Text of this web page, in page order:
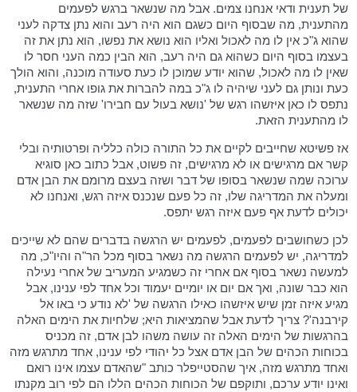
של תענית ודאי אנחנו צמים. אבל מה שנשאר ברגש לפעמים
מהתענית, מה שבסוף היום כשגם הוא היה רעב והוא נתן צדקה לעני
שהוא ג"כ אין לו מה לאכול ואליו הוא נושא את נפשו, הוא נתן את זה
בעצמו בסוף היום כשהוא גם היה רעב, הוא הבין כמה העני חסר לו
שאין לו מה לאכול, שהוא יודע שמוכן לו כעת סעודה מוכנה, והוא הולך
כעת ונותן גם לעני שיהיה לו ג"כ במה להברות את גופו אחרי התענית,
נתפס לו כאן איזשהו רגש של 'נושא בעול עם חבירו' שזה מה שנשאר
לו מהתענית הזאת.
אז פשיטא שחייבים לקיים את כל התורה כולה כלליה ופרטותיה ובלי
קשר אם מרגישים או לא מרגישים, זה פשוט, אבל כתוב כאן סוגיא
ערוכה שמה שנשאר בסופו של דבר ושזה בעצם מרומם את הבן אדם
ומעלה את המדריגה שלו, זה כל פעם שנכנס איזה רגש, ואנחנו לא
יכולים לדעת אף פעם איזה רגש יתפס.
לכן כשחושבים לפעמים, לפעמים יש הרגשה בדברים שהם לא שייכים
למדריגה, יש לפעמים הרגשה מה נשאר בסוף מכל הר"ה והיו"כ, מה
למעשה נשאר בסוף אם אחרי זה כשמגיע המעריב של אחרי נעילה
הוא כבר שונה, ואך אם יום או יומיים יעמוד וכל אחד לפי ענינו, אבל
מגיע איזה זמן שיש איזשהו כאילו הרגשה של 'לא נודע כי באו אל
קירבנה'? צריך לדעת אבל שהמציאות היא; שלחיות את הימים האלה
בהרגשות של הימים האלה זה עושה משהו לבן אדם, זה מכניס
בכוחות הכהים של הבן אדם אצל כל יהודי לפי ענינו, אחד מתרגש מזה
ואחד מתרגש מזה, איך שהסטייפלר כותב "שהאדם עצמו אינו רואם
ואינו יודע ערכם, ותוקפם של הכוחות הכהים הללו הם לפי רוב מקנתו